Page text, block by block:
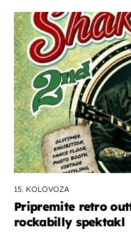
15. KOLOVOZA
Pripremite retro
rockabilly spektakl